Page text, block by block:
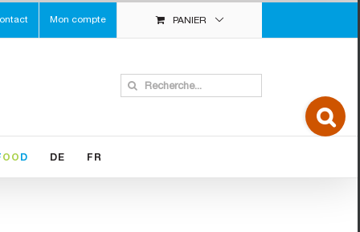
Mon compte PANIER
Search
for:
OO D DE FR
Toggle
Sliding
Bar